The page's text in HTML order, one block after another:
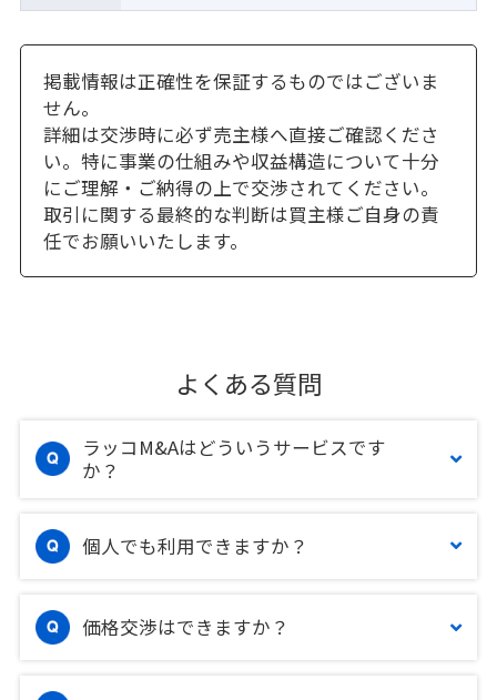
掲載情報は正確性を保証するものではございま
せん。
詳細は交渉時に必ず売主様へ直接ご確認くださ
い。特に事業の仕組みや収益構造について十分
にご理解・ご納得の上で交渉されてください。
取引に関する最終的な判断は買主様ご自身の責
任でお願いいたします。
よくある質問
ラッコM&Aはどういうサービスです
か？
個人でも利用できますか？
価格交渉はできますか？